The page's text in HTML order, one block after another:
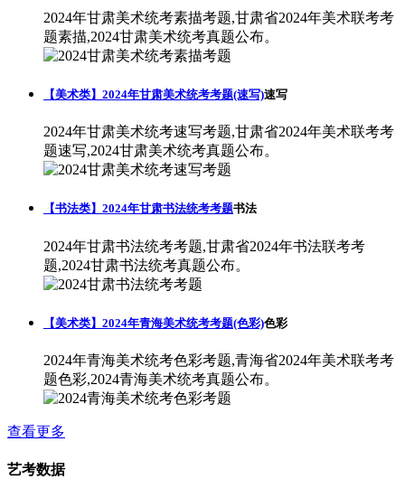
2024年甘肃美术统考素描考题,甘肃省2024年美术联考考
题素描,2024甘肃美术统考真题公布。
【美术类】2024年甘肃美术统考考题(速写)速写
2024年甘肃美术统考速写考题,甘肃省2024年美术联考考
题速写,2024甘肃美术统考真题公布。
【书法类】2024年甘肃书法统考考题书法
2024年甘肃书法统考考题,甘肃省2024年书法联考考
题,2024甘肃书法统考真题公布。
【美术类】2024年青海美术统考考题(色彩)色彩
2024年青海美术统考色彩考题,青海省2024年美术联考考
题色彩,2024青海美术统考真题公布。
查看更多
艺考数据